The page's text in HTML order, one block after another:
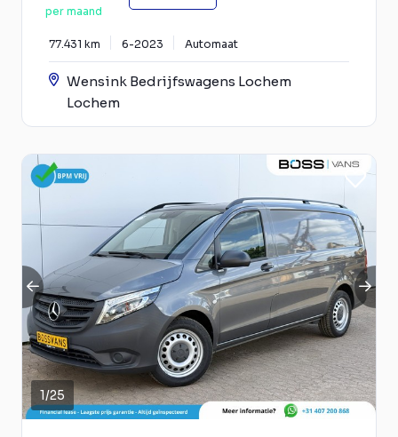
per maand
77.431 km 6-2023 Automaat
Wensink Bedrijfswagens Lochem
Lochem
1/25